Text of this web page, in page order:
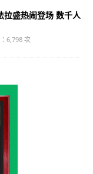
拉盛热闹登场 数千人
6,798 次